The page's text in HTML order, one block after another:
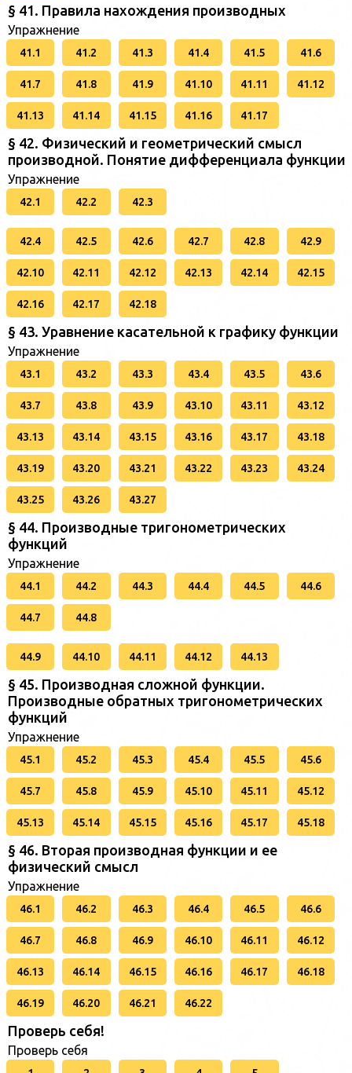
§ 41. Правила нахождения производных
Упражнение
41.1 41.2 41.3 41.4 41.5 41.6
41.7 41.8 41.9 41.10 41.11 41.12
41.13 41.14 41.15 41.16 41.17
§ 42. Физический и геометрический смысл
производной. Понятие дифференциала функции
Упражнение
42.1 42.2 42.3
42.4 42.5 42.6 42.7 42.8 42.9
42.10 42.11 42.12 42.13 42.14 42.15
42.16 42.17 42.18
§ 43. Уравнение касательной к графику функции
Упражнение
43.1 43.2 43.3 43.4 43.5 43.6
43.7 43.8 43.9 43.10 43.11 43.12
43.13 43.14 43.15 43.16 43.17 43.18
43.19 43.20 43.21 43.22 43.23 43.24
43.25 43.26 43.27
§ 44. Производные тригонометрических
функций
Упражнение
44.1 44.2 44.3 44.4 44.5 44.6
44.7 44.8
44.9 44.10 44.11 44.12 44.13
§ 45. Производная сложной функции.
Производные обратных тригонометрических
функций
Упражнение
45.1 45.2 45.3 45.4 45.5 45.6
45.7 45.8 45.9 45.10 45.11 45.12
45.13 45.14 45.15 45.16 45.17 45.18
§ 46. Вторая производная функции и ее
физический смысл
Упражнение
46.1 46.2 46.3 46.4 46.5 46.6
46.7 46.8 46.9 46.10 46.11 46.12
46.13 46.14 46.15 46.16 46.17 46.18
46.19 46.20 46.21 46.22
Проверь себя!
Проверь себя